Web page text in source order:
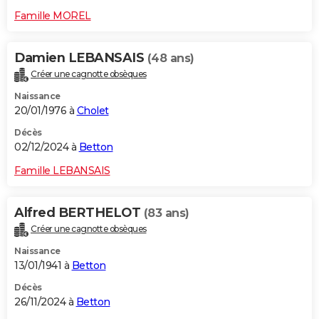
Famille MOREL
Damien LEBANSAIS (48 ans)
Créer une cagnotte obsèques
Naissance
20/01/1976 à Cholet
Décès
02/12/2024 à Betton
Famille LEBANSAIS
Alfred BERTHELOT (83 ans)
Créer une cagnotte obsèques
Naissance
13/01/1941 à Betton
Décès
26/11/2024 à Betton